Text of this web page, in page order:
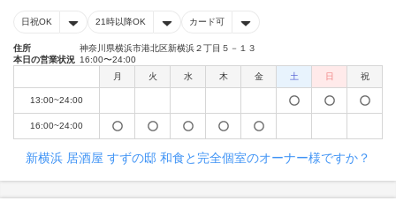
日祝OK 21時以降OK カード可
住所
神奈川県横浜市港北区新横浜２丁目５－１３
本日の営業状況 16:00〜24:00
月
火 水 木 金 土 日 祝
13:00~24:00
16:00~24:00
新横浜 居酒屋 すずの邸 和食と完全個室のオーナー様ですか？